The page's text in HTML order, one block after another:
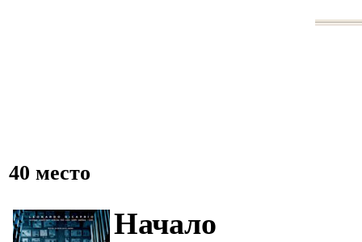
40 место
Начало